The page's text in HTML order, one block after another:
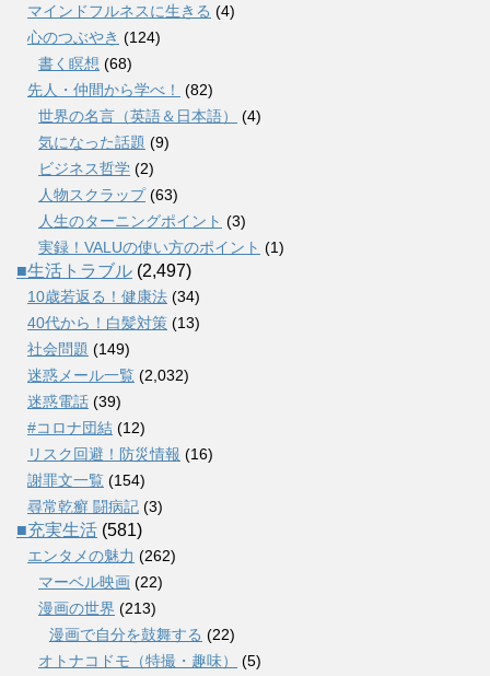
マインドフルネスに生きる (4)
心のつぶやき (124)
書く瞑想 (68)
先人・仲間から学べ！
(82)
世界の名言（英語＆日本語）
(4)
気になった話題 (9)
ビジネス哲学 (2)
人物スクラップ(63)
人生のターニングポイント (3)
実録！VALUの使い方のポイント (1)
■生活トラブル (2,497)
10歳若返る！健康法 (34)
40代から！白髪対策 (13)
社会問題 (149)
迷惑メール一覧 (2,032)
迷惑電話 (39)
#コロナ団結 (12)
リスク回避！防災情報 (16)
謝罪文一覧 (154)
尋常乾癬 闘病記 (3)
■充実生活 (581)
エンタメの魅力 (262)
マーベル映画 (22)
漫画の世界 (213)
漫画で自分を鼓舞する (22)
オトナコドモ（特撮・趣味）
(5)